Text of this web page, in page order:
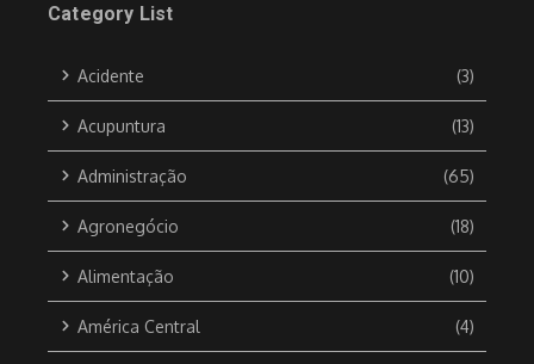
Category List
Acidente (3)
Acupuntura (13)
Administração (65)
Agronegócio (18)
Alimentação (10)
América Central (4)